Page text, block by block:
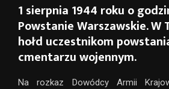
1 sierpnia 1944 roku o
Powstanie Warszawskie. W
hołd uczestnikom
cmentarzu wojennym.
Na rozkaz Dowódcy Armii